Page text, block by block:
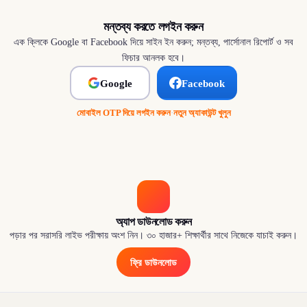
মন্তব্য করতে লগইন করুন
এক ক্লিকে Google বা Facebook দিয়ে সাইন ইন করুন; মন্তব্য, পার্সোনাল রিপোর্ট ও সব
ফিচার আনলক হবে।
Google Facebook
মোবাইল OTP দিয়ে লগইন করুন·নতুন অ্যাকাউন্ট খুলুন
অ্যাপ ডাউনলোড করুন
পড়ার পর সরাসরি লাইভ পরীক্ষায় অংশ নিন। ৩০ হাজার+ শিক্ষার্থীর সাথে নিজেকে যাচাই করুন।
ফ্রি ডাউনলোড